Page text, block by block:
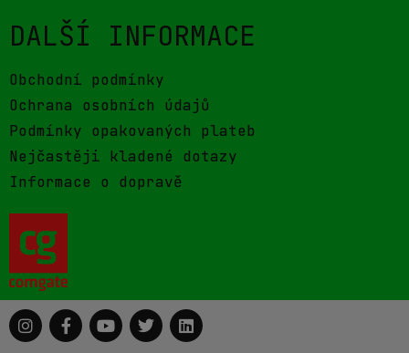
DALŠÍ INFORMACE
Obchodní podmínky
Ochrana osobních údajů
Podmínky opakovaných plateb
Nejčastěji kladené dotazy
Informace o dopravě